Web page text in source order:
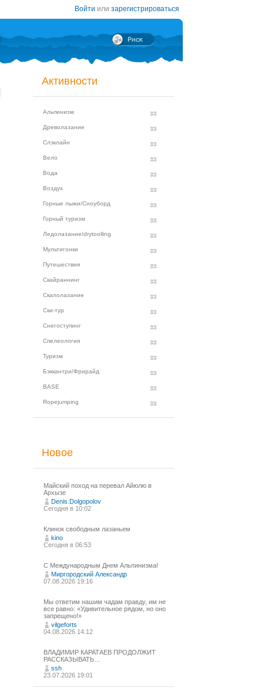
Войти или зарегистрироваться
Активности
Альпинизм
Древолазание
Слэклайн
Вело
Вода
Воздух
Горные лыжи/Сноуборд
Горный туризм
Ледолазание/drytoolling
Мультигонки
Путешествия
Скайраннинг
Скалолазание
Ски-тур
Снегоступинг
Спелеология
Туризм
Бэккантри/Фрирайд
BASE
Ropejumping
Новое
Майский поход на перевал Айюлю в
Архызе
Denis.Dolgopolov
Сегодня в 10:02
Клинок свободным лазаньем
kino
Сегодня в 06:53
С Международным Днем Альпинизма!⁠
Миргородский Александр
07.08.2026 19:16
Мы ответим нашим чадам правду, им не
все равно: «Удивительное рядом, но оно
запрещено!»
vilgeforts
04.08.2026 14:12
ВЛАДИМИР КАРАТАЕВ ПРОДОЛЖИТ
РАССКАЗЫВАТЬ…
ssh
23.07.2026 19:01